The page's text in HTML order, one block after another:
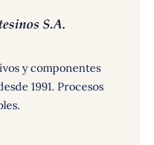
y componentes
1991. Procesos